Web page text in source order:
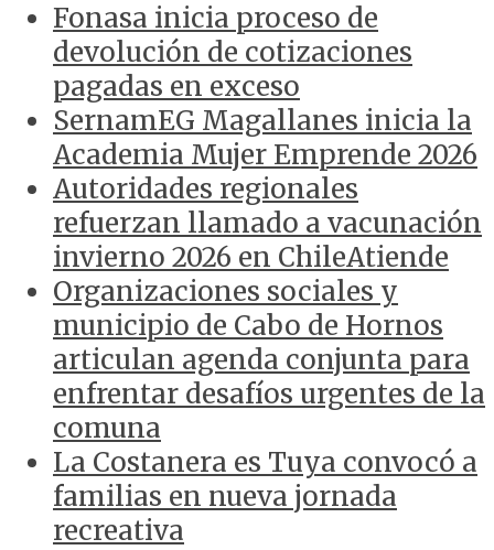
Fonasa inicia proceso de
devolución de cotizaciones
pagadas en exceso
SernamEG Magallanes inicia la
Academia Mujer Emprende 2026
Autoridades regionales
refuerzan llamado a vacunación
invierno 2026 en ChileAtiende
Organizaciones sociales y
municipio de Cabo de Hornos
articulan agenda conjunta para
enfrentar desafíos urgentes de la
comuna
La Costanera es Tuya convocó a
familias en nueva jornada
recreativa